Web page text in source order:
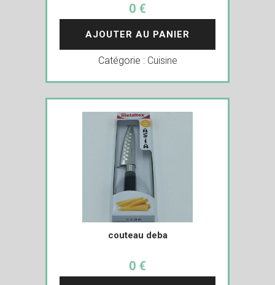
0 €
AJOUTER AU PANIER
Catégorie : Cuisine
couteau deba
0 €